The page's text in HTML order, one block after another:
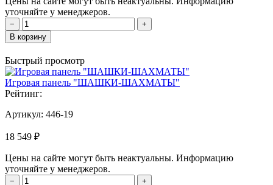
уточняйте у менеджеров.
−
+
В корзину
Быстрый просмотр
Игровая панель "ШАШКИ-ШАХМАТЫ"
Рейтинг:
Артикул: 446-19
18 549 ₽
Цены на сайте могут быть неактуальны. Информацию
уточняйте у менеджеров.
−
+